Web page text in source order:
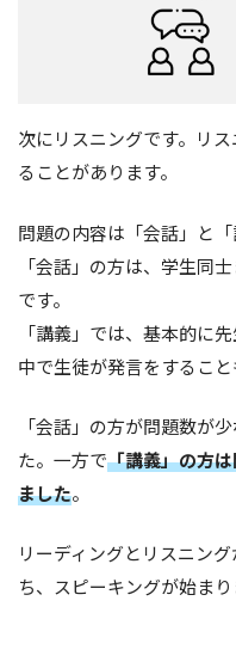
次にリスニングです。リ
ることがあります。
問題の内容は「会話」と「
「会話」の方は、学生同
です。
「講義」では、基本的に
中で生徒が発言をすること
「会話」の方が問題数が
た。一方で「講義」の方
ました。
リーディングとリスニン
ち、スピーキングが始まり